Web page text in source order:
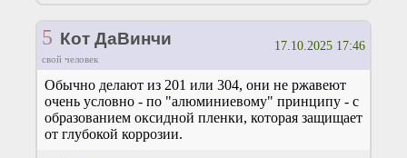
5 Кот ДаВинчи
свой человек
17.10.2025 17:46
Обычно делают из 201 или 304, они не ржавеют
очень условно - по "алюминиевому" принципу - с
образованием оксидной пленки, которая защищает
от глубокой коррозии.